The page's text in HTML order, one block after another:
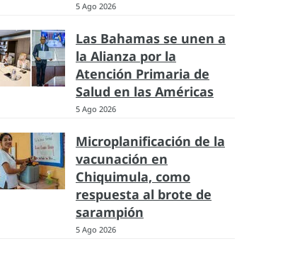
5 Ago 2026
Las Bahamas se unen a
la Alianza por la
Atención Primaria de
Salud en las Américas
5 Ago 2026
Microplanificación de la
vacunación en
Chiquimula, como
respuesta al brote de
sarampión
5 Ago 2026